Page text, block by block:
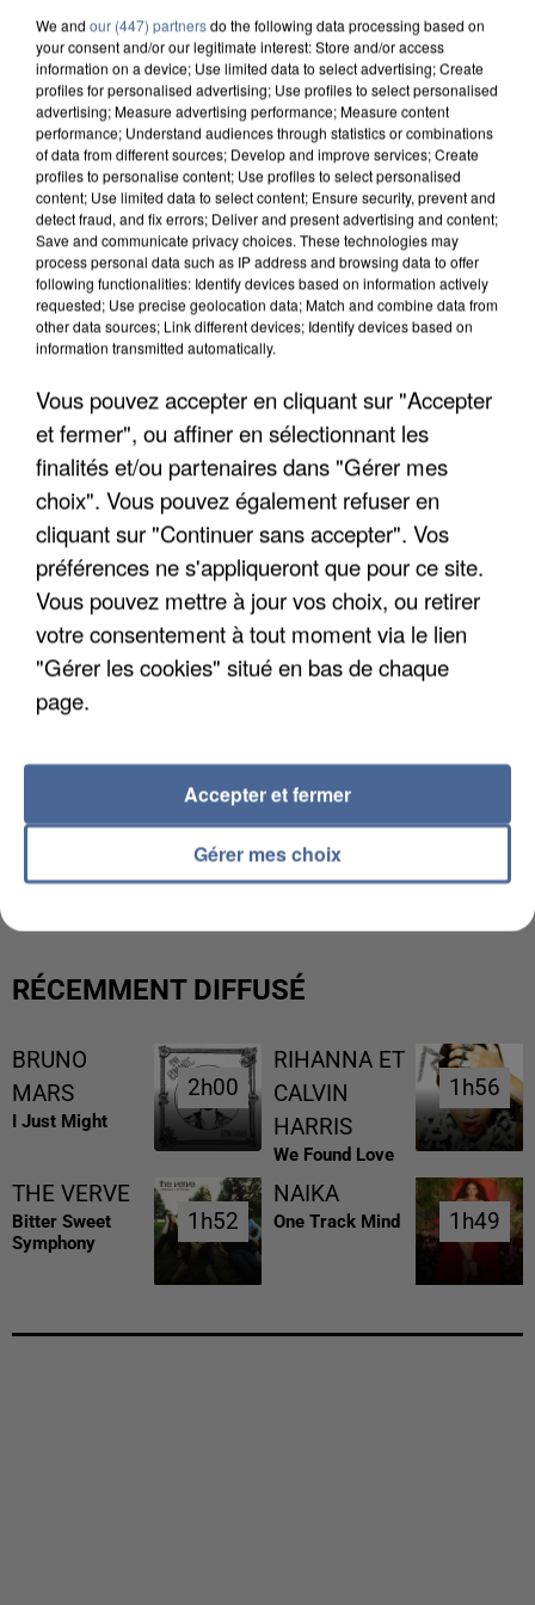
DE FAUNE SAUVAGE SONT...
L’UN DES FONDATEURS SUPPOSÉS DE LA DZ
MAFIA INTERPELLÉ EN ALGÉRIE
RÉCEMMENT DIFFUSÉ
BRUNO
MARS
I Just Might
2h00
2h00
RIHANNA ET
CALVIN
HARRIS
We Found Love
1h56
1h56
THE VERVE
Bitter Sweet
Symphony
1h52
1h52
NAIKA
One Track Mind 1h49
1h49
We and our (447) partnersdo the following data processing based on
your consent and/or our legitimate interest: Store and/or access
information on a device; Use limited data to select advertising; Create
profiles for personalised advertising; Use profiles to select personalised
advertising; Measure advertising performance; Measure content
performance; Understand audiences through statistics or combinations
of data from different sources; Develop and improve services; Create
profiles to personalise content; Use profiles to select personalised
content; Use limited data to select content; Ensure security, prevent and
detect fraud, and fix errors; Deliver and present advertising and content;
Save and communicate privacy choices. These technologies may
process personal data such as IP address and browsing data to offer
following functionalities: Identify devices based on information actively
requested; Use precise geolocation data; Match and combine data from
other data sources; Link different devices; Identify devices based on
information transmitted automatically.
Vous pouvez accepter en cliquant sur "Accepter
et fermer", ou affiner en sélectionnant les
finalités et/ou partenaires dans "Gérer mes
choix". Vous pouvez également refuser en
cliquant sur "Continuer sans accepter". Vos
préférences ne s'appliqueront que pour ce site.
Vous pouvez mettre à jour vos choix, ou retirer
votre consentement à tout moment via le lien
"Gérer les cookies" situé en bas de chaque
page.
Gérer mes choix
Accepter et fermer